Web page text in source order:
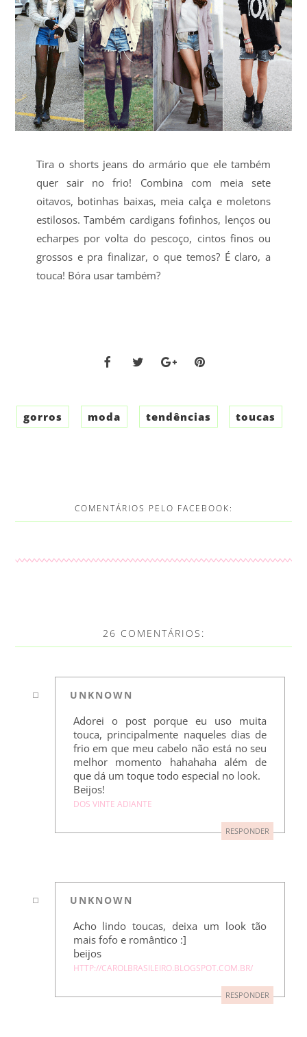
Tira o shorts jeans do armário que ele também
quer sair no frio! Combina com meia sete
oitavos, botinhas baixas, meia calça e moletons
estilosos. Também cardigans fofinhos, lenços ou
echarpes por volta do pescoço, cintos finos ou
grossos e pra finalizar, o que temos? É claro, a
touca! Bóra usar também?
gorros moda tendências toucas
COMENTÁRIOS PELO FACEBOOK:
26 COMENTÁRIOS:
UNKNOWN
Adorei o post porque eu uso muita
touca, principalmente naqueles dias de
frio em que meu cabelo não está no seu
melhor momento hahahaha além de
que dá um toque todo especial no look.
Beijos!
DOS VINTE ADIANTE
RESPONDER
UNKNOWN
Acho lindo toucas, deixa um look tão
mais fofo e romântico :]
beijos
HTTP://CAROLBRASILEIRO.BLOGSPOT.COM.BR/
RESPONDER